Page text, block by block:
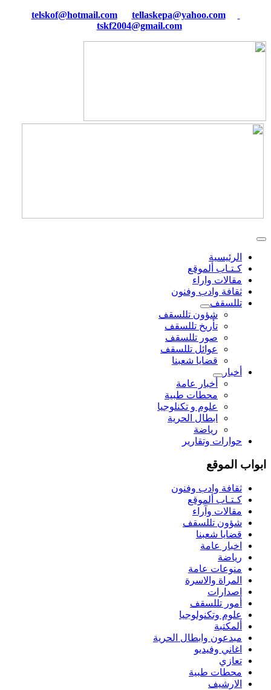
tellaskepa@yahoo.com
tskf2004@gmail.com
الرئيسية
كـتـاب ألموقع
مقالات واراء
ثقافة وادب وفنون
تللسقف
شؤون تللسقف
تأريخ تللسقف
صور تللسقف
عوائل تللسقف
قضايا شعبنا
أخبار
أخبار عامة
محطات طبية
علوم و تکنلوجیا
ابطال الحرية
رياضة
حوارات وتقارير
ابواب الموقع
ثقافة وادب وفنون
كـتـاب ألموقع
مقالات وآراء
شؤون تللسقف
قضايا شعبنا
اخبار عامة
رياضة
منوعات عامة
المراة والاسرة
اصدارات
أمور تللسقف
علوم وتكنولوجيا
ألمكتبة
مبدعون وابطال الحرية
اغاني وفيديو
تعازي
محطات طبية
الارشيف